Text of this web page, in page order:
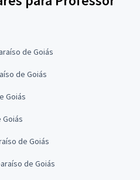
de Goiás
de Goiás
Goiás
Goiás
de Goiás
de Goiás